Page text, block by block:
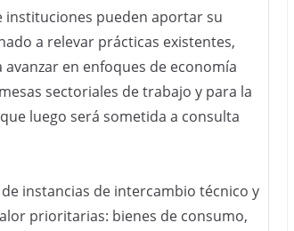
instituciones pueden aportar su
a relevar prácticas existentes,
en enfoques de economía
sectoriales de trabajo y para la
luego será sometida a consulta
instancias de intercambio técnico y
prioritarias: bienes de consumo,